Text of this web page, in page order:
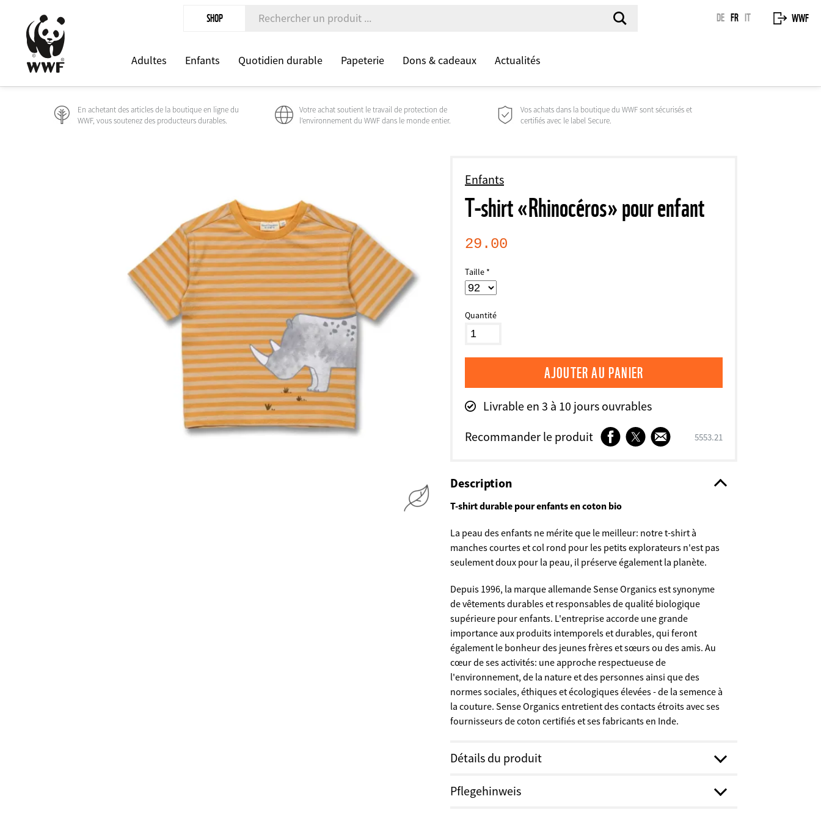
contenu
principal
SHOP DE FR IT WWF
Adultes Enfants Quotidien durable Papeterie Dons & cadeaux Actualités
En achetant des articles de la boutique en ligne du
WWF, vous soutenez des producteurs durables.
Votre achat soutient le travail de protection de
l’environnement du WWF dans le monde entier.
Vos achats dans la boutique du WWF sont sécurisés et
certifiés avec le label Secure.
Enfants
T-shirt «Rhinocéros» pour enfant
29.00
Taille
Quantité
Livrable en 3 à 10 jours ouvrables
Recommander le produit Facebook
Twitter
E-
SKU
5553.21
Description
T-shirt durable pour enfants en coton bio
La peau des enfants ne mérite que le meilleur: notre t-shirt à
manches courtes et col rond pour les petits explorateurs n'est pas
seulement doux pour la peau, il préserve également la planète.
Depuis 1996, la marque allemande Sense Organics est synonyme
de vêtements durables et responsables de qualité biologique
supérieure pour enfants. L'entreprise accorde une grande
importance aux produits intemporels et durables, qui feront
également le bonheur des jeunes frères et sœurs ou des amis. Au
cœur de ses activités: une approche respectueuse de
l'environnement, de la nature et des personnes ainsi que des
normes sociales, éthiques et écologiques élevées - de la semence à
la couture. Sense Organics entretient des contacts étroits avec ses
fournisseurs de coton certifiés et ses fabricants en Inde.
Détails du produit
Pflegehinweis